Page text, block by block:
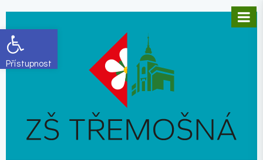
Open toolbar